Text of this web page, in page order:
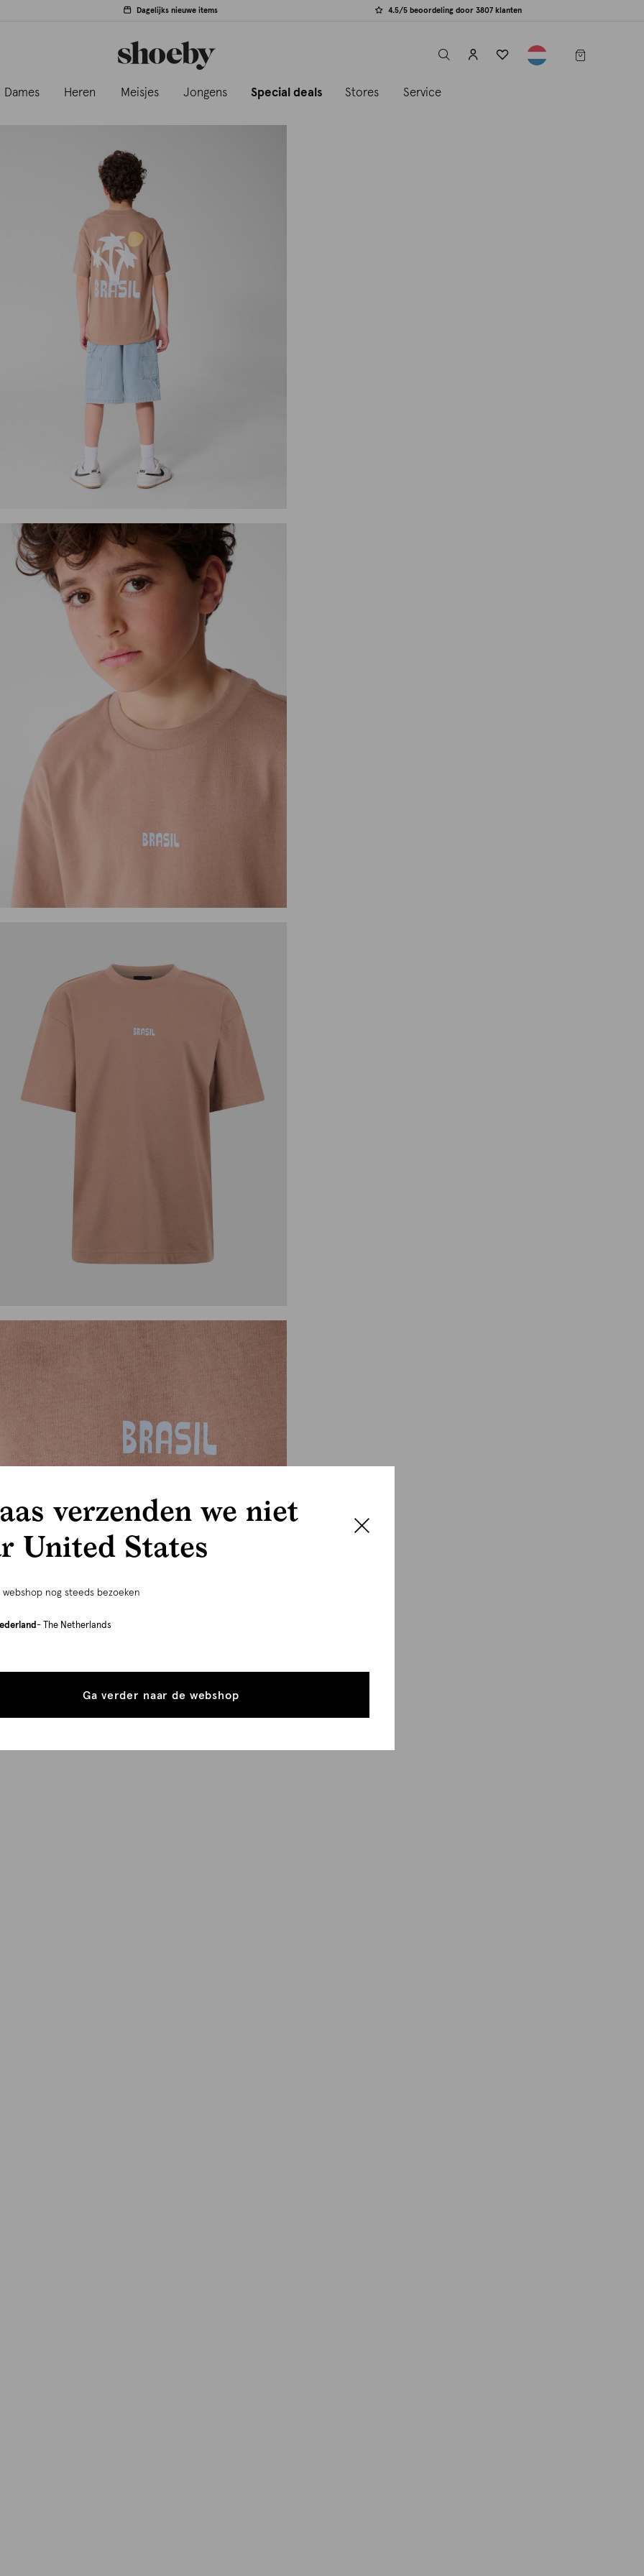
Dagelijks nieuwe items 4.5/5 beoordeling door 3807 klanten
label.header.toggle
Dames Heren Meisjes Jongens Special deals Stores Service
verzenden we niet
United States
nog steeds bezoeken
- The Netherlands
Ga verder naar de webshop